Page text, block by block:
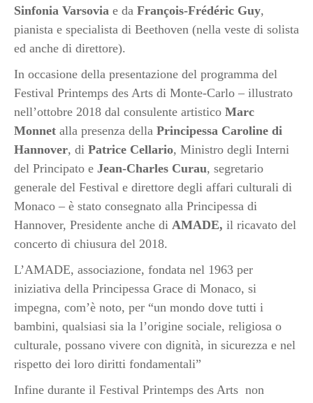
Sinfonia Varsovia e da François-Frédéric Guy,
pianista e specialista di Beethoven (nella veste di solista
ed anche di direttore).
In occasione della presentazione del programma del
Festival Printemps des Arts di Monte-Carlo – illustrato
nell’ottobre 2018 dal consulente artistico Marc
Monnet alla presenza della Principessa Caroline di
Hannover, di Patrice Cellario, Ministro degli Interni
del Principato e Jean-Charles Curau, segretario
generale del Festival e direttore degli affari culturali di
Monaco – è stato consegnato alla Principessa di
Hannover, Presidente anche di AMADE, il ricavato del
concerto di chiusura del 2018.
L’AMADE, associazione, fondata nel 1963 per
iniziativa della Principessa Grace di Monaco, si
impegna, com’è noto, per “un mondo dove tutti i
bambini, qualsiasi sia la l’origine sociale, religiosa o
culturale, possano vivere con dignità, in sicurezza e nel
rispetto dei loro diritti fondamentali”
Infine durante il Festival Printemps des Arts non